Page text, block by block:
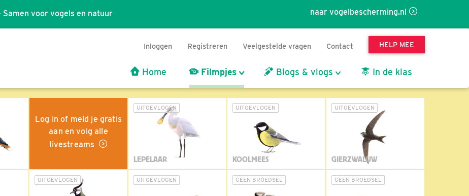
naar vogelbescherming.nl
Samen voor vogels en natuur
Inloggen Registreren Veelgestelde vragen Contact HELP MEE
Home Filmpjes Blogs & vlogs In de klas
Log in of meld je gratis
aan en volg alle
livestreams
UITGEVLOGEN
LEPELAAR
UITGEVLOGEN
KOOLMEES
UITGEVLOGEN
GIERZWALUW
UITGEVLOGEN UITGEVLOGEN GEEN BROEDSEL GEEN BROEDSEL